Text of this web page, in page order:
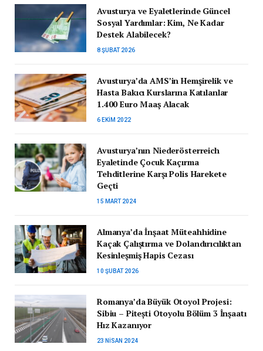
Avusturya ve Eyaletlerinde Güncel
Sosyal Yardımlar: Kim, Ne Kadar
Destek Alabilecek?
8 ŞUBAT 2026
Avusturya’da AMS’in Hemşirelik ve
Hasta Bakıcı Kurslarına Katılanlar
1.400 Euro Maaş Alacak
6 EKIM 2022
Avusturya’nın Niederösterreich
Eyaletinde Çocuk Kaçırma
Tehditlerine Karşı Polis Harekete
Geçti
15 MART 2024
Almanya’da İnşaat Müteahhidine
Kaçak Çalıştırma ve Dolandırıcılıktan
Kesinleşmiş Hapis Cezası
10 ŞUBAT 2026
Romanya’da Büyük Otoyol Projesi:
Sibiu – Pitești Otoyolu Bölüm 3 İnşaatı
Hız Kazanıyor
23 NISAN 2024